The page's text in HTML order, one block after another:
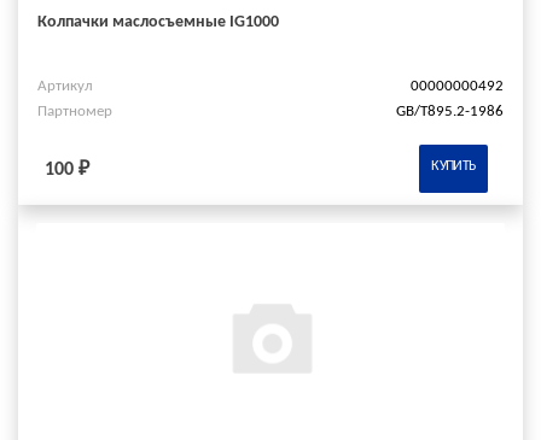
Колпачки маслосъемные IG1000
Артикул
00000000492
Партномер
GB/T895.2-1986
100 ₽ КУПИТЬ